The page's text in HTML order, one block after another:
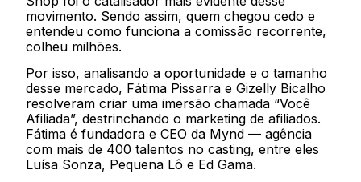
movimento. Sendo assim, quem chegou cedo e
entendeu como funciona a comissão recorrente,
colheu milhões.
Por isso, analisando a oportunidade e o tamanho
desse mercado, Fátima Pissarra e Gizelly Bicalho
resolveram criar uma imersão chamada “Você
Afiliada”, destrinchando o marketing de afiliados.
Fátima é fundadora e CEO da Mynd — agência
com mais de 400 talentos no casting, entre eles
Luísa Sonza, Pequena Lô e Ed Gama.